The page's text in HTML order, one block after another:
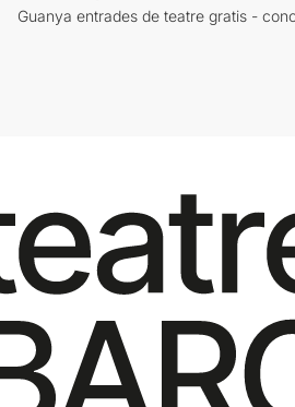
Guanya entrades de teatre gratis -